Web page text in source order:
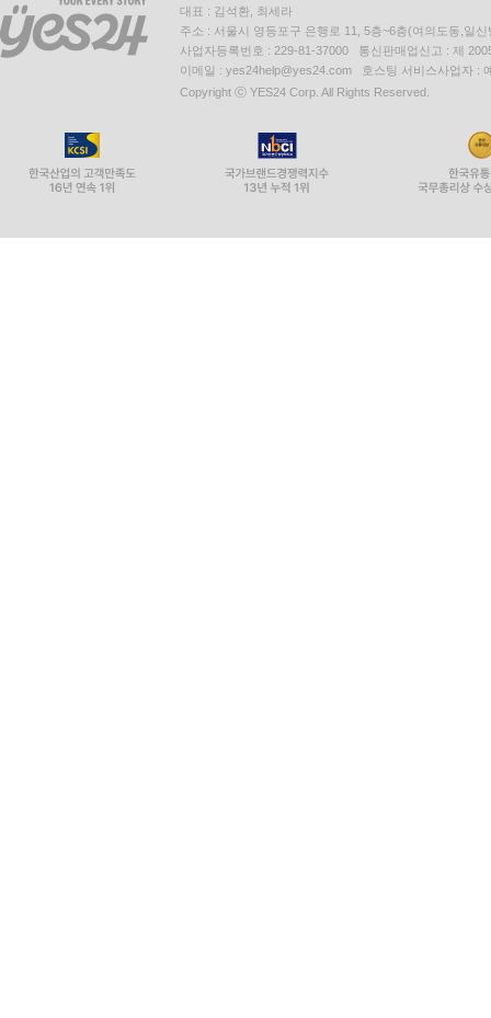
대표 : 김석환, 최세라
주소 : 서울시 영등포구 은행로 11, 5층~6층(여의도동,일신
사업자등록번호 : 229-81-37000 통신판매업신고 : 제
이메일 : yes24help@yes24.com 호스팅 서비스사업자 :
Copyright ⓒ YES24 Corp. All Rights Reserved.